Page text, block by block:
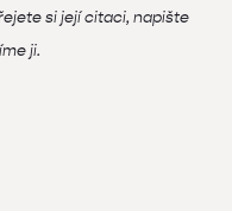
si její citaci, napište
ji.